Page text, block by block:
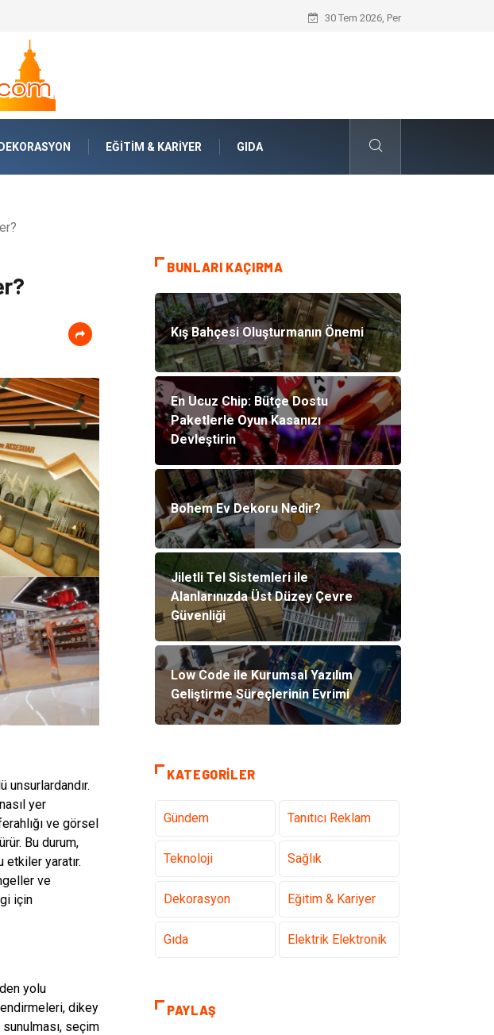
Jiletli Tel Sistemleri ile Alanlarınızda
30 Tem 2026, Per
DEKORASYON EĞITIM & KARIYER GIDA
unsurlardandır.
yer
ve görsel
Bu durum,
yaratır.
ve
için
yolu
dikey
seçim
BUNLARI KAÇIRMA
Kış Bahçesi Oluşturmanın Önemi
En Ucuz Chip: Bütçe Dostu
Paketlerle Oyun Kasanızı
Devleştirin
Bohem Ev Dekoru Nedir?
Jiletli Tel Sistemleri ile
Alanlarınızda Üst Düzey Çevre
Güvenliği
Low Code ile Kurumsal Yazılım
Geliştirme Süreçlerinin Evrimi
KATEGORILER
Gündem Tanıtıcı Reklam
Teknoloji Sağlık
Dekorasyon Eğitim & Kariyer
Gıda Elektrik Elektronik
Yazılım
PAYLAŞ